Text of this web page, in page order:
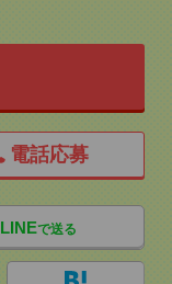
電話応募
LINEで送る